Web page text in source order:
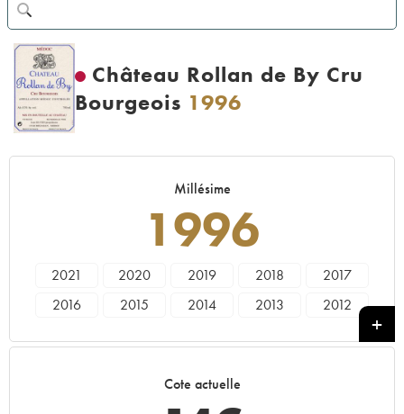
Château Rollan de By Cru
Bourgeois 1996
Millésime
1996
2021 2020 2019 2018
2017
2016
2015 2014 2013
2012
1999
Cote actuelle